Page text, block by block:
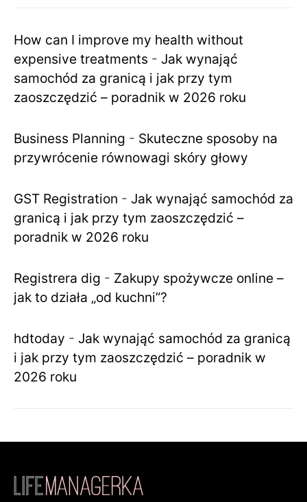
How can I improve my health without
expensive treatments - Jak wynająć
samochód za granicą i jak przy tym
zaoszczędzić – poradnik w 2026 roku
Business Planning - Skuteczne sposoby na
przywrócenie równowagi skóry głowy
GST Registration - Jak wynająć samochód za
granicą i jak przy tym zaoszczędzić –
poradnik w 2026 roku
Registrera dig - Zakupy spożywcze online –
jak to działa „od kuchni”?
hdtoday - Jak wynająć samochód za granicą
i jak przy tym zaoszczędzić – poradnik w
2026 roku